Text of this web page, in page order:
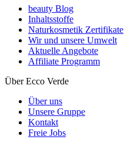
beauty Blog
Inhaltsstoffe
Naturkosmetik Zertifikate
Wir und unsere Umwelt
Aktuelle Angebote
Affiliate Programm
Über Ecco Verde
Über uns
Unsere Gruppe
Kontakt
Freie Jobs